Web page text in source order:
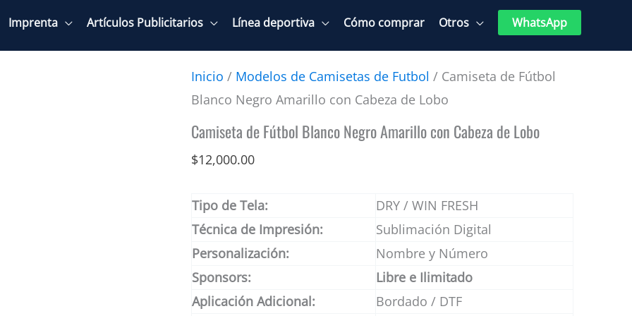
Imprenta Artículos Publicitarios Línea deportiva Cómo comprar Otros WhatsApp
Inicio / Modelos de Camisetas de Futbol / Camiseta de Fútbol
Blanco Negro Amarillo con Cabeza de Lobo
Camiseta de Fútbol Blanco Negro Amarillo con Cabeza de Lobo
$12,000.00
Tipo de Tela:
DRY / WIN FRESH
Técnica de Impresión:
Sublimación Digital
Personalización:
Nombre y Número
Sponsors:
Libre e Ilimitado
Aplicación Adicional:
Bordado / DTF